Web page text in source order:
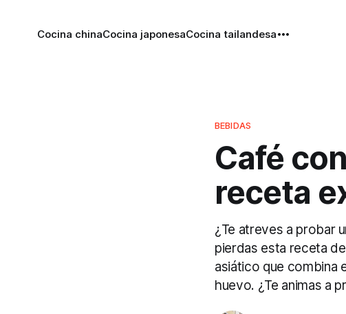
Cocina chinaCocina japonesaCocina tailandesa
BEBIDAS
Café
receta
¿Te atreves a probar
pierdas esta receta
asiático que combina
huevo. ¿Te animas a